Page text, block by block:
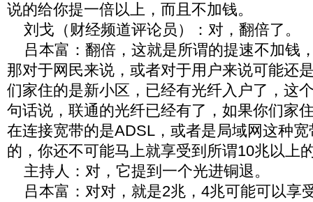
说的给你提一倍以上，而且不加钱。
刘戈（财经频道评论员）：对，翻倍了。
吕本富：翻倍，这就是所谓的提速不加钱
那对于网民来说，或者对于用户来说可能还
们家住的是新小区，已经有光纤入户了，这
句话说，联通的光纤已经有了，如果你们家
在连接宽带的是ADSL，或者是局域网这种
的，你还不可能马上就享受到所谓10兆以上
主持人：对，它提到一个光进铜退。
吕本富：对对，就是2兆，4兆可能可以享